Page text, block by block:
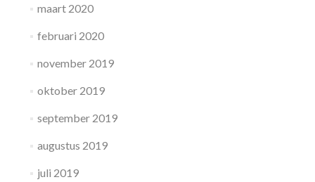
maart 2020
februari 2020
november 2019
oktober 2019
september 2019
augustus 2019
juli 2019